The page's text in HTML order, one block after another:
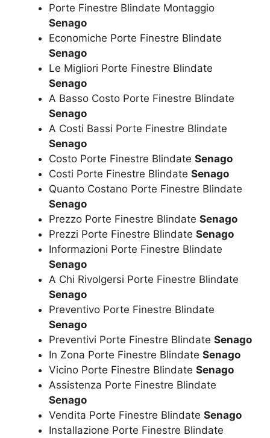
Porte Finestre Blindate Montaggio
Senago
Economiche Porte Finestre Blindate
Senago
Le Migliori Porte Finestre Blindate
Senago
A Basso Costo Porte Finestre Blindate
Senago
A Costi Bassi Porte Finestre Blindate
Senago
Costo Porte Finestre Blindate Senago
Costi Porte Finestre Blindate Senago
Quanto Costano Porte Finestre Blindate
Senago
Prezzo Porte Finestre Blindate Senago
Prezzi Porte Finestre Blindate Senago
Informazioni Porte Finestre Blindate
Senago
A Chi Rivolgersi Porte Finestre Blindate
Senago
Preventivo Porte Finestre Blindate
Senago
Preventivi Porte Finestre Blindate Senago
In Zona Porte Finestre Blindate Senago
Vicino Porte Finestre Blindate Senago
Assistenza Porte Finestre Blindate
Senago
Vendita Porte Finestre Blindate Senago
Installazione Porte Finestre Blindate